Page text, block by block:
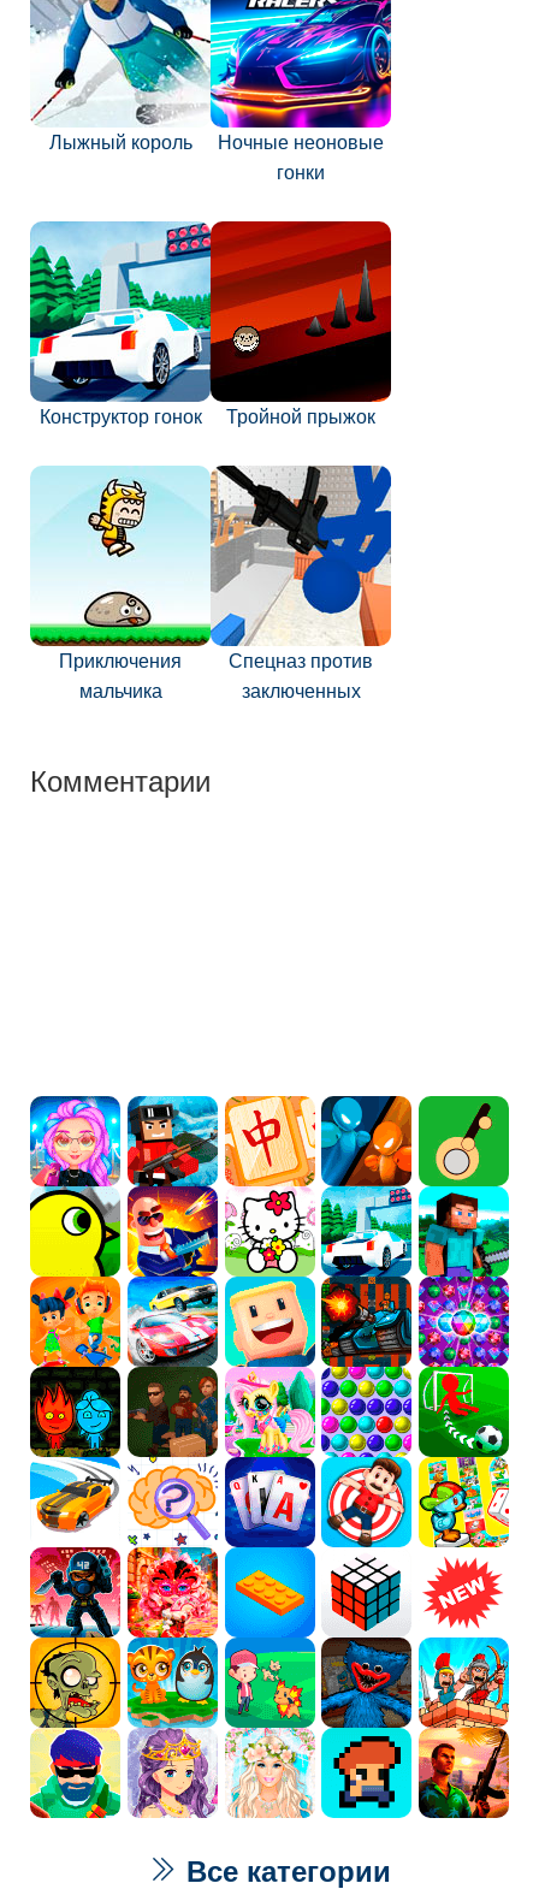
Лыжный король
Ночные неоновые
гонки
Конструктор гонок Тройной прыжок
Приключения
мальчика
Спецназ против
заключенных
Комментарии
Все категории